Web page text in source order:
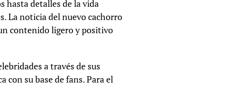
hasta detalles de la vida
La noticia del nuevo cachorro
contenido ligero y positivo
a través de sus
su base de fans. Para el